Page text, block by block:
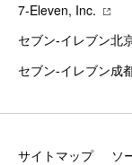
7‐Eleven, Inc.
セブン‐イレブン北
セブン‐イレブン成
サイトマップ
ソ